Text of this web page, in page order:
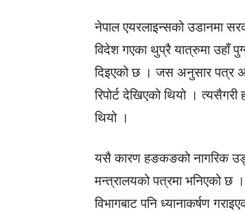
नेपाल एयरलाइन्सको उडानमा
विदेश गएका थुप्रै यात्रुमा उहाँ
दिइएको छ । जस अनुसार पत्र
रिपोर्ट देखिएको थियो ।
थियो ।
यसै कारण हङकङको नागरिक
मन्त्रालयको पत्रमा भनिएको
विभागबाट पनि ध्यानाकर्षण